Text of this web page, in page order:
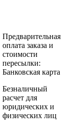
Предварительная
оплата заказа и
стоимости
пересылки:
Банковская карта
Безналичный
расчет для
юридических и
физических лиц